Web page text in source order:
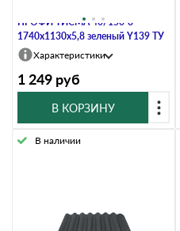
ПРОФИ ТИСМА 40/150-8-
1740х1130х5,8 зеленый Y139 ТУ
Характеристики
1 249 руб
В КОРЗИНУ
В наличии